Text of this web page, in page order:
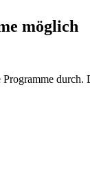
möglich